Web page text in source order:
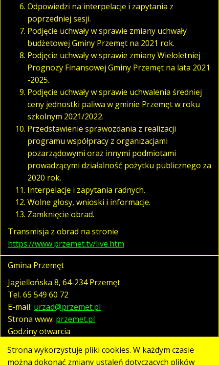
Odpowiedzi na interpelacje i zapytania z
poprzedniej sesji.
Podjęcie uchwały w sprawie zmiany uchwały
budżetowej Gminy Przemęt na 2021 rok.
Podjęcie uchwały w sprawie zmiany Wieloletniej
Prognozy Finansowej Gminy Przemęt na lata 2021
-2025.
Podjęcie uchwały w sprawie uchwalenia średniej
ceny jednostki paliwa w gminie Przemęt w roku
szkolnym 2021/2022.
Przedstawienie sprawozdania z realizacji
programu współpracy z organizacjami
pozarządowymi oraz innymi podmiotami
prowadzącymi działalność pożytku publicznego za
2020 rok.
Interpelacje i zapytania radnych.
Wolne głosy, wnioski i informacje.
Zamknięcie obrad.
Transmisja z obrad na stronie
https://www.przemet.tv/live.htm
Gmina Przemęt
Jagiellońska 8, 64-234 Przemęt
Tel. 65 549 60 72
E-mail: urzad@przemet.pl
Strona www: przemet.pl
Godziny otwarcia
pn. - pt. 07:30 - 15:30
Strona wykorzystuje pliki cookies. W każdym czasie
można dokonać zmiany ustaleń dotyczących plików